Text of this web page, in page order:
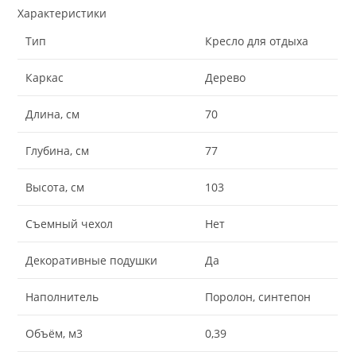
Характеристики
Тип
Кресло для отдыха
Каркас Дерево
Длина, см 70
Глубина, см 77
Высота, см 103
Съемный чехол Нет
Декоративные подушки Да
Наполнитель Поролон, синтепон
Объём, м3 0,39